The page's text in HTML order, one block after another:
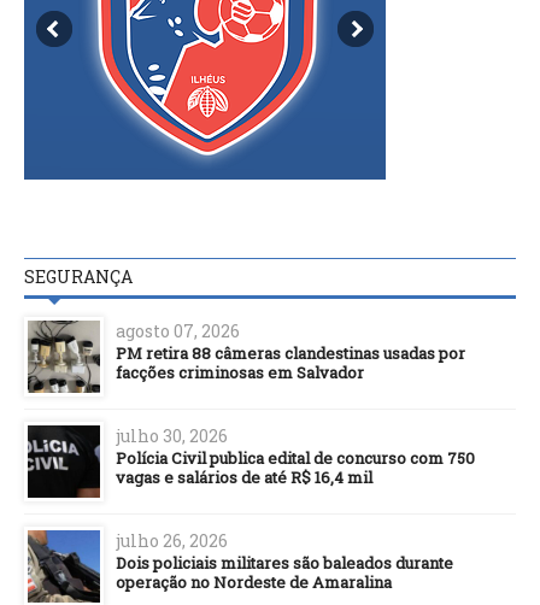
SEGURANÇA
agosto 07, 2026
PM retira 88 câmeras clandestinas usadas por
facções criminosas em Salvador
julho 30, 2026
Polícia Civil publica edital de concurso com 750
vagas e salários de até R$ 16,4 mil
julho 26, 2026
Dois policiais militares são baleados durante
operação no Nordeste de Amaralina